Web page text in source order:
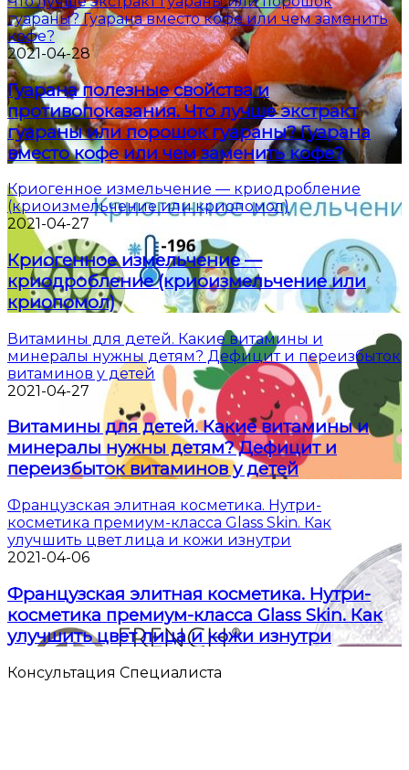
гуараны? Гуарана вместо кофе или чем заменить
кофе?
2021-04-28
Гуарана полезные свойства и
противопоказания. Что лучше экстракт
гуараны или порошок гуараны? Гуарана
вместо кофе или чем заменить кофе?
Криогенное измельчение — криодробление
(криоизмельчение или криопомол)
2021-04-27
Криогенное измельчение —
криодробление (криоизмельчение или
криопомол)
Витамины для детей. Какие витамины и
минералы нужны детям? Дефицит и переизбыток
витаминов у детей
2021-04-27
Витамины для детей. Какие витамины и
минералы нужны детям? Дефицит и
переизбыток витаминов у детей
Французская элитная косметика. Нутри-
косметика премиум-класса Glass Skin. Как
улучшить цвет лица и кожи изнутри
2021-04-06
Французская элитная косметика. Нутри-
косметика премиум-класса Glass Skin. Как
улучшить цвет лица и кожи изнутри
Консультация Специалиста